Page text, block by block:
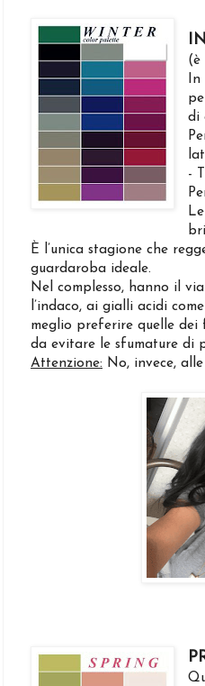
(è
di
-
È l’unica stagione che
guardaroba ideale.
Nel complesso, hanno il
l’indaco, ai gialli acidi
meglio preferire quelle
da evitare le sfumature di
Attenzione: No, invece,